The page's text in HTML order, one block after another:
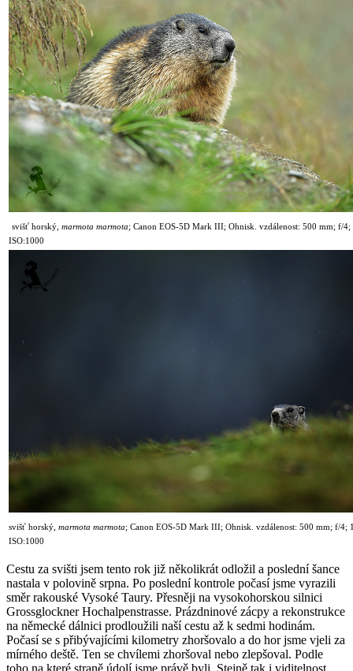
svišť horský, marmota marmota; Canon EOS-5D Mark III; Ohnisk. vzdálenost: 500 mm; f/4;
ISO:1000
svišť horský, marmota marmota; Canon EOS-5D Mark III; Ohnisk. vzdálenost: 500 mm; f/4;
ISO:1000
Cestu za svišti jsem tento rok již několikrát odložil a poslední šance
nastala v polovině srpna. Po poslední kontrole počasí jsme vyrazili
směr rakouské Vysoké Taury. Přesněji na vysokohorskou silnici
Grossglockner Hochalpenstrasse. Prázdninové zácpy a rekonstrukce
na německé dálnici prodloužili naší cestu až k sedmi hodinám.
Počasí se s přibývajícími kilometry zhoršovalo a do hor jsme vjeli za
mírného deště. Ten se chvílemi zhoršoval nebo zlepšoval. Podle
toho na které straně údolí jsme právě byli. Stejně tak i viditelnost,